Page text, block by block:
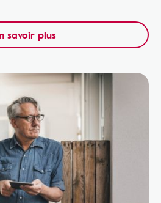
savoir plus